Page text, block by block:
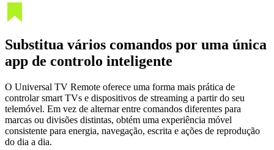
Substitua vários comandos por uma única
app de controlo inteligente
O Universal TV Remote oferece uma forma mais prática de
controlar smart TVs e dispositivos de streaming a partir do seu
telemóvel. Em vez de alternar entre comandos diferentes para
marcas ou divisões distintas, obtém uma experiência móvel
consistente para energia, navegação, escrita e ações de reprodução
do dia a dia.